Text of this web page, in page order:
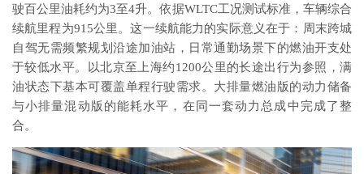
驶百公里油耗约为3至4升。依据WLTC工况测试标准，车辆综合
续航里程为915公里。这一续航能力的实际意义在于：周末跨城
自驾无需频繁规划沿途加油站，日常通勤场景下的燃油开支处
于较低水平。以北京至上海约1200公里的长途出行为参照，满
油状态下基本可覆盖单程行驶需求。大排量燃油版的动力储备
与小排量混动版的能耗水平，在同一套动力总成中完成了整
合。